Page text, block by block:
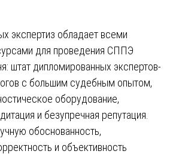
экспертиз обладает всеми
для проведения СППЭ
штат дипломированных экспертов-
с большим судебным опытом,
оборудование,
и безупречная репутация.
обоснованность,
и объективность